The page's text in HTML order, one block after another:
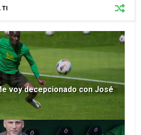
voy decepcionado con José